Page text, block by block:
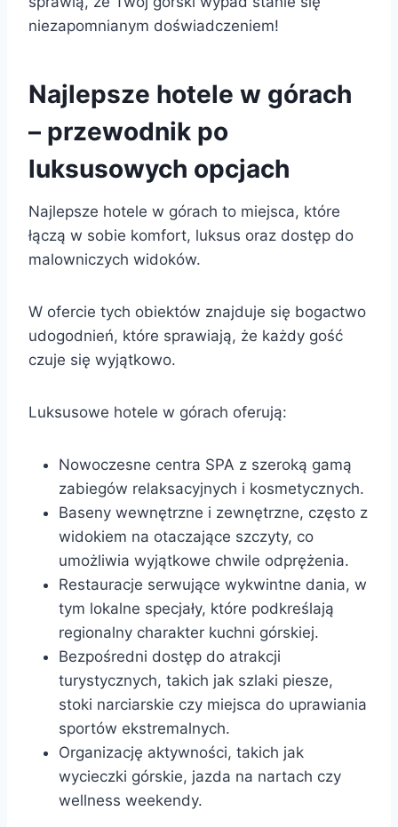
niezapomnianym doświadczeniem!
Najlepsze hotele w górach
– przewodnik po
luksusowych opcjach
Najlepsze hotele w górach to miejsca, które
łączą w sobie komfort, luksus oraz dostęp do
malowniczych widoków.
W ofercie tych obiektów znajduje się bogactwo
udogodnień, które sprawiają, że każdy gość
czuje się wyjątkowo.
Luksusowe hotele w górach oferują:
Nowoczesne centra SPA z szeroką gamą
zabiegów relaksacyjnych i kosmetycznych.
Baseny wewnętrzne i zewnętrzne, często z
widokiem na otaczające szczyty, co
umożliwia wyjątkowe chwile odprężenia.
Restauracje serwujące wykwintne dania, w
tym lokalne specjały, które podkreślają
regionalny charakter kuchni górskiej.
Bezpośredni dostęp do atrakcji
turystycznych, takich jak szlaki piesze,
stoki narciarskie czy miejsca do uprawiania
sportów ekstremalnych.
Organizację aktywności, takich jak
wycieczki górskie, jazda na nartach czy
wellness weekendy.